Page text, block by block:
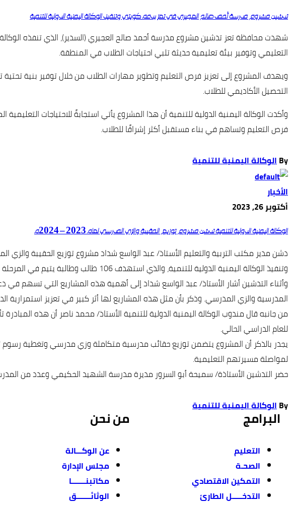
تدشين مشروع مدرسة أحمد صالح العجيري في تعز بدعم كويتي وتنفيذ الوكالة اليمنية الدولية للتنمية
شهدت محافظة تعز تدشين مشروع مدرسة أحمد صالح العجيري (السدير)، الذي تنفذه الوكالة
التعليمي وتوفير بيئة تعليمية حديثة تلبي احتياجات الطلاب في المنطقة.
ويهدف المشروع إلى تعزيز فرص التعليم وتطوير مهارات الطلاب من خلال توفير بنية
التحصيل الأكاديمي للطلاب.
وأكدت الوكالة اليمنية الدولية للتنمية أن هذا المشروع يأتي استجابةً للاحتياجات
فرص التعليم وتساهم في بناء مستقبل أكثر إشراقًا للطلاب.
Byالوكالة اليمنية للتنمية
الأخبار
أكتوبر 26, 2023
الوكالة اليمنية الدولية للتنمية تدشن مشروع توزيع الحقيبة والزي المدرسي لعام 2023 – 2024م
دشن مدير مكتب التربية والتعليم الأستاذ/ عبد الواسع شداد مشروع توزيع الحقيبة
وتنفيذ الوكالة اليمنية الدولية للتنمية، والذي استهدف 106 طالب وطالبة يتيم في المرحلة الثانوية كمرحلة أولى في مديريات المدينة.
وأثناء التدشين أشار الأستاذ/ عبد الواسع شداد إلى أهمية هذه المشاريع التي تسهم
المدرسية والزي المدرسي. وذكر بأن مثل هذه المشاريع لها أثر كبير في تعزيز استمرارية
للعام الدراسي الحالي.
يجدر بالذكر أن المشروع يتضمن توزيع حقائب مدرسية متكاملة وزي مدرسي وتغطية رسوم
لمواصلة مسيرتهم التعليمية.
حضر التدشين الأستاذة/ سميحة أبو السرور مديرة مدرسة الشهيد الحكيمي وعدد من
Byالوكالة اليمنية للتنمية
البرامج
التعليم
الصحـة
التمكين الاقتصادي
التدخـــــل الطارئ
من نحن
عن الوكـــالة
مجلس الإدارة
مكاتبنـــــــا
الوثائـــــــق